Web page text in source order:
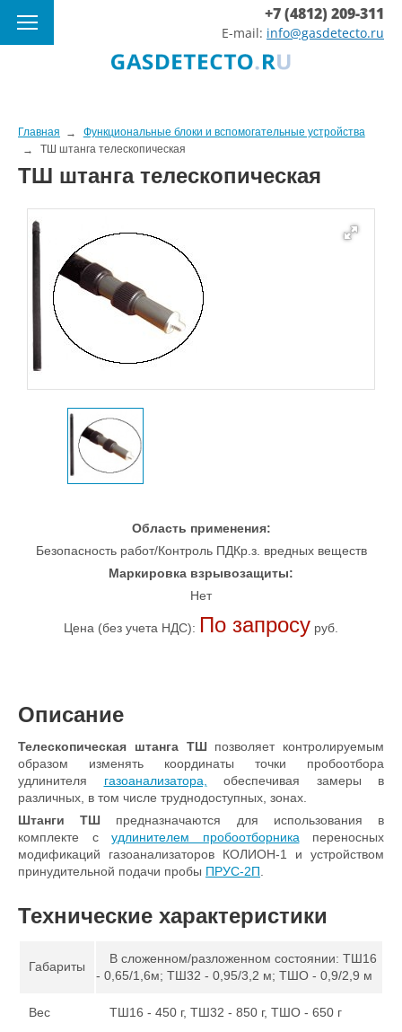
+7 (4812) 209-311
E-mail: info@gasdetecto.ru
Главная
Функциональные блоки и вспомогательные устройства
ТШ штанга телескопическая
ТШ штанга телескопическая
Область применения:
Безопасность работ/Контроль ПДКр.з. вредных веществ
Маркировка взрывозащиты:
Нет
Цена (без учета НДС): По запросу руб.
Описание
Телескопическая штанга ТШ позволяет контролируемым
образом изменять координаты точки пробоотбора
удлинителя газоанализатора,
обеспечивая замеры в
различных, в том числе труднодоступных, зонах.
Штанги ТШ предназначаются для использования в
комплекте с удлинителем пробоотборника переносных
модификаций газоанализаторов КОЛИОН-1 и устройством
принудительной подачи пробы ПРУС-2П
Технические характеристики
Габариты
В сложенном/разложенном состоянии: ТШ16
- 0,65/1,6м; ТШ32 - 0,95/3,2 м; ТШО - 0,9/2,9 м
Вес ТШ16 - 450 г, ТШ32 - 850 г, ТШО - 650 г